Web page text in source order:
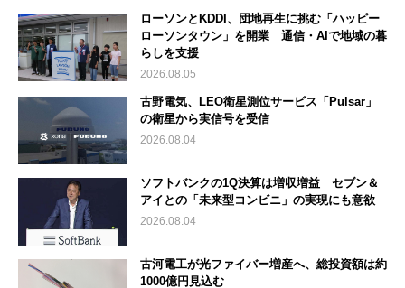
ローソンとKDDI、団地再生に挑む「ハッピー
ローソンタウン」を開業 通信・AIで地域の暮
らしを支援
2026.08.05
古野電気、LEO衛星測位サービス「Pulsar」
の衛星から実信号を受信
2026.08.04
ソフトバンクの1Q決算は増収増益 セブン＆
アイとの「未来型コンビニ」の実現にも意欲
2026.08.04
古河電工が光ファイバー増産へ、総投資額は約
1000億円見込む